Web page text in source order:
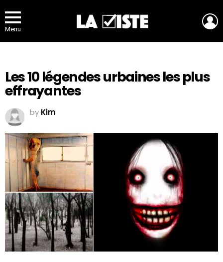
Menu
Les 10 légendes urbaines les plus
effrayantes
by Kim